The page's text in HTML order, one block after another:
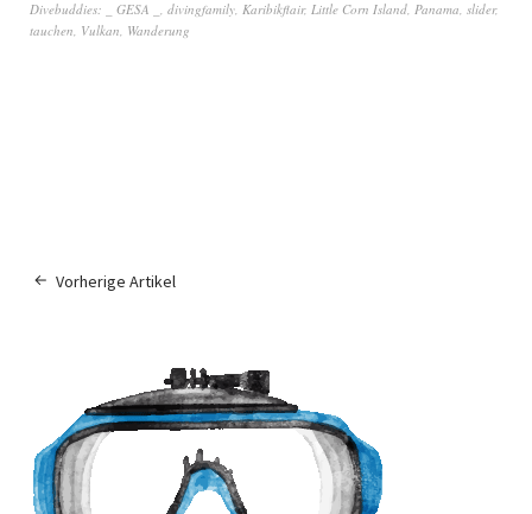
Divebuddies: _ GESA _
divingfamily Karibikflair, Little Corn Island Panama slider,
tauchen Vulkan Wanderung
Vorherige Artikel